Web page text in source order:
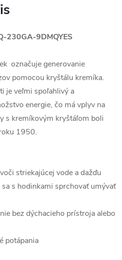
230GA-9DMQYES
označuje generovanie
pomocou kryštálu kremíka.
je veľmi spoľahlivý a
energie, čo má vplyv na
s kremíkovým kryštáľom boli
1950.
striekajúcej vode a dažďu
hodinkami sprchovať umývať
bez dýchacieho prístroja alebo